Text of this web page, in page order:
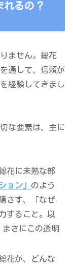
れるの？
ません。総花
通して、信頼が
経験してきまし
な要素は、主に
花に未熟な部
ョン」 のよう
さず、「なぜ
すること。以
まさにこの透明
花が、どんな